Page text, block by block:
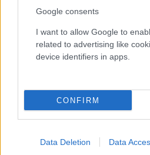
Google consents
I want to allow Google to
related to advertising like
device identifiers in apps.
CONFIRM
Data Deletion Data
Τα σε βάρος μου
σημερινού τύπου που
έχουν διαψευστεί από
ήτανε σε γνώση του νέου
σε βάρος ξένων μυστικών υπηρεσιών όταν